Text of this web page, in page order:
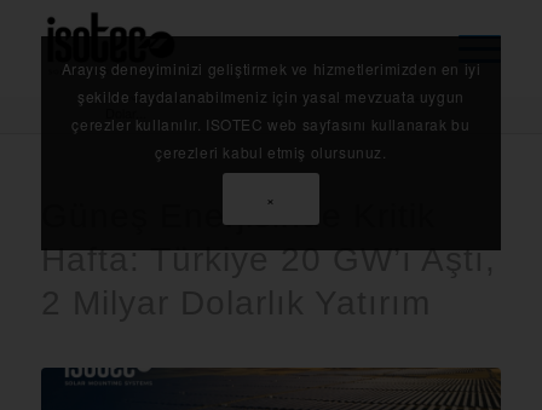
Anasayfa / Haberler /
Güneş Enerjisinde Kritik Hafta: Türkiye 20 GW’ı Aştı, 2 Milyar
Güneş Enerjisinde Kritik
Hafta: Türkiye 20 GW’ı Aştı,
Arayış deneyiminizi geliştirmek ve hizmetlerimizden en iyi
şekilde faydalanabilmeniz için yasal mevzuata uygun
çerezler kullanılır. ISOTEC web sayfasını kullanarak bu
çerezleri kabul etmiş olursunuz.
×